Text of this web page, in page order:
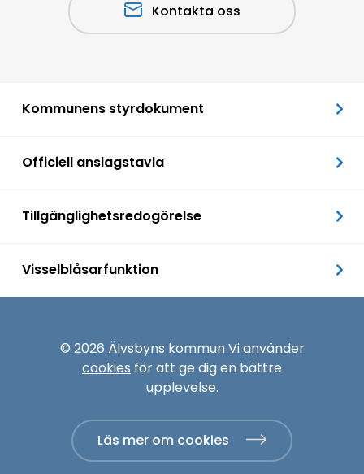
Kontakta oss
Kommunens styrdokument
Officiell anslagstavla
Tillgänglighetsredogörelse
Visselblåsarfunktion
© 2026 Älvsbyns kommun Vi använder
cookies för att ge dig en bättre
upplevelse.
Läs mer om cookies